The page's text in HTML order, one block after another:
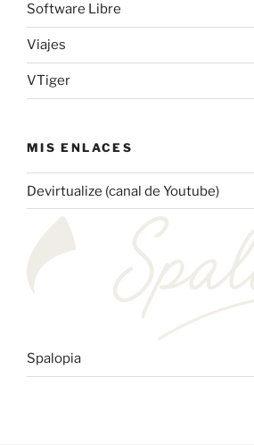
Software Libre
Viajes
VTiger
MIS ENLACES
Devirtualize (canal de Youtube)
Spalopia